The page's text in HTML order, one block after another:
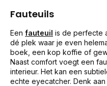
Fauteuils
Een fauteuil is de perfecte
dé plek waar je even
boek, een kop koffie of
Naast comfort voegt een
interieur. Het kan een
echte eyecatcher. Denk